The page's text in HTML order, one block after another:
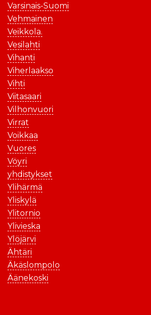
Varsinais-Suomi
Vehmainen
Veikkola.
Vesilahti
Vihanti
Viherlaakso
Vihti
Viitasaari
Vilhonvuori
Virrat
Voikkaa
Vuores
Vöyri
yhdistykset
Ylihärmä
Yliskylä
Ylitornio
Ylivieska
Ylöjärvi
Ähtäri
Äkäslompolo
Äänekoski